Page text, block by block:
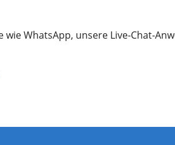
WhatsApp, unsere Live-Chat-